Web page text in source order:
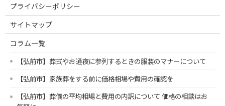
プライバシーポリシー
サイトマップ
コラム一覧
【弘前市】葬式やお通夜に参列するときの服装のマナーについて
【弘前市】家族葬をする前に価格相場や費用の確認を
【弘前市】葬儀の平均相場と費用の内訳について 価格の相談はお